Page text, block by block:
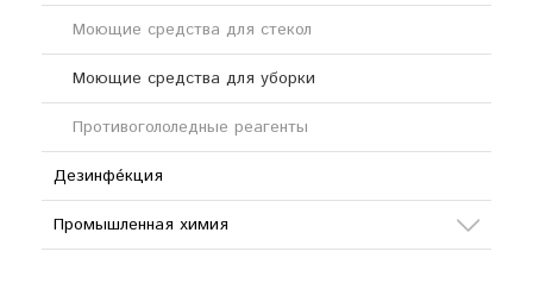
Моющие средства для стекол
Моющие средства для уборки
Противогололедные реагенты
Дезинфе́кция
Промышленная химия